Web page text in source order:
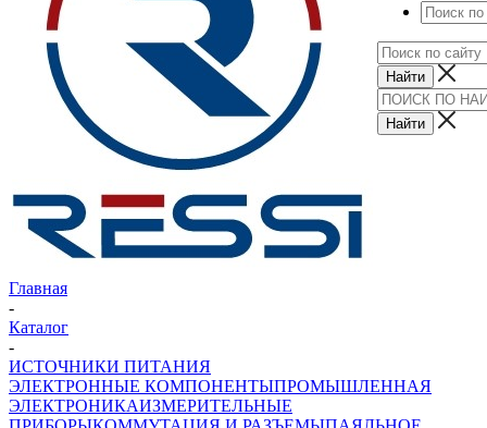
Главная
-
Каталог
-
ИСТОЧНИКИ ПИТАНИЯ
ЭЛЕКТРОННЫЕ КОМПОНЕНТЫПРОМЫШЛЕННАЯ
ЭЛЕКТРОНИКАИЗМЕРИТЕЛЬНЫЕ